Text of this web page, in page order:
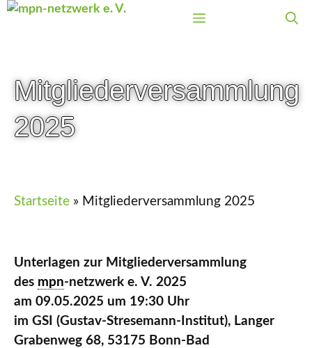
Zum
Menü
Mitgliederversammlung
2025
Startseite » Mitgliederversammlung 2025
Unterlagen zur Mitgliederversammlung
des mpn-netzwerk e. V. 2025
am 09.05.2025 um 19:30 Uhr
im GSI (Gustav-Stresemann-Institut), Langer
Grabenweg 68, 53175 Bonn-Bad